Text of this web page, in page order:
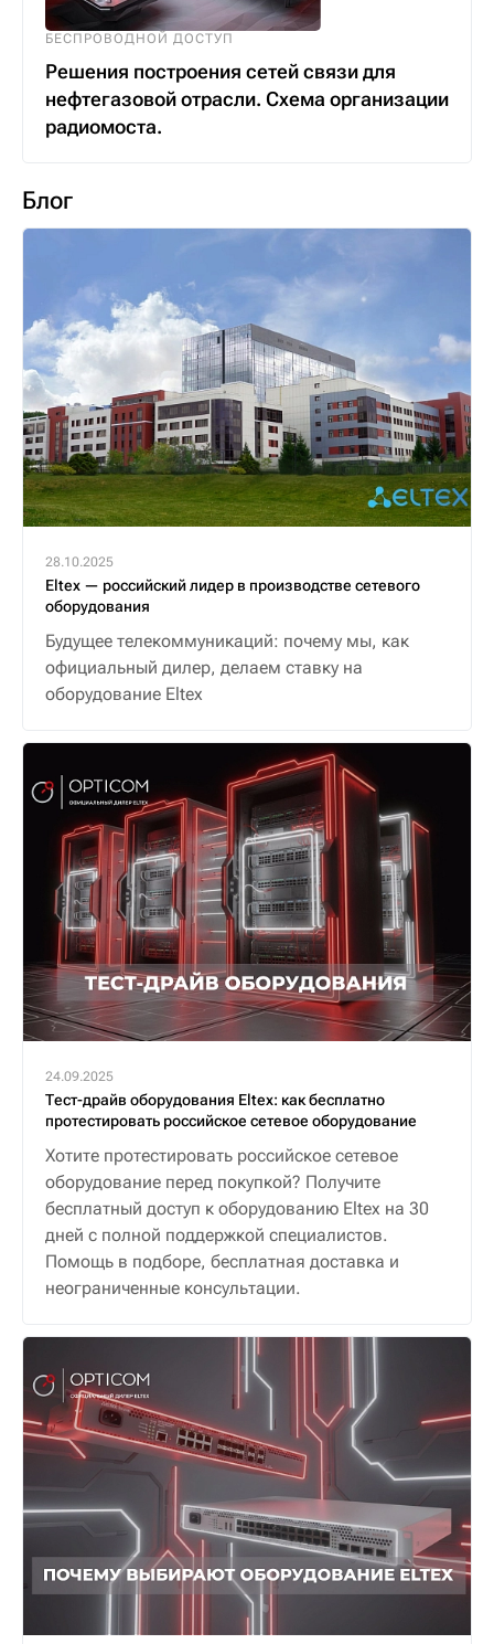
БЕСПРОВОДНОЙ ДОСТУП
Решения построения сетей связи для
нефтегазовой отрасли. Схема организации
радиомоста.
Блог
28.10.2025
Eltex — российский лидер в производстве сетевого
оборудования
Будущее телекоммуникаций: почему мы, как
официальный дилер, делаем ставку на
оборудование Eltex
24.09.2025
Тест-драйв оборудования Eltex: как бесплатно
протестировать российское сетевое оборудование
Хотите протестировать российское сетевое
оборудование перед покупкой? Получите
бесплатный доступ к оборудованию Eltex на 30
дней с полной поддержкой специалистов.
Помощь в подборе, бесплатная доставка и
неограниченные консультации.